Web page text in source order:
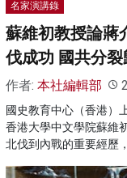
名家演講錄
蘇維初教授論蔣
伐成功 國共分
作者: 本社編輯部
國史教育中心（香港）
香港大學中文學院蘇維
北伐到內戰的重要經歷